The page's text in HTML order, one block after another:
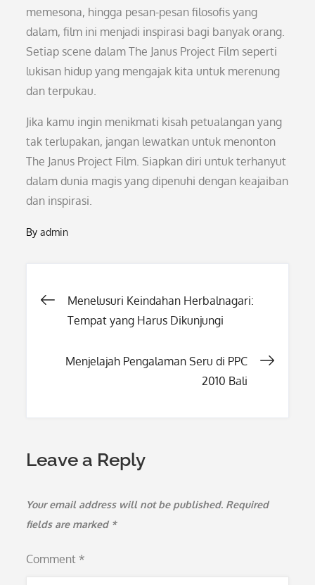
memesona, hingga pesan-pesan filosofis yang
dalam, film ini menjadi inspirasi bagi banyak orang.
Setiap scene dalam The Janus Project Film seperti
lukisan hidup yang mengajak kita untuk merenung
dan terpukau.
Jika kamu ingin menikmati kisah petualangan yang
tak terlupakan, jangan lewatkan untuk menonton
The Janus Project Film. Siapkan diri untuk terhanyut
dalam dunia magis yang dipenuhi dengan keajaiban
dan inspirasi.
Byadmin
Post
Menelusuri Keindahan Herbalnagari:
Tempat yang Harus Dikunjungi
Menjelajah Pengalaman Seru di PPC
2010 Bali
Leave a Reply
Your email address will not be published. Required
fields are marked *
Comment *